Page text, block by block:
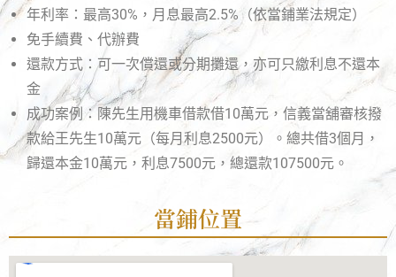
年利率：最高30%，月息最高2.5%（依當鋪業法規定）
免手續費、代辦費
還款方式：可一次償還或分期攤還，亦可只繳利息不還本
金
成功案例：陳先生用機車借款借10萬元，信義當舖審核撥
款給王先生10萬元（每月利息2500元）。總共借3個月，
歸還本金10萬元，利息7500元，總還款107500元。
當鋪位置